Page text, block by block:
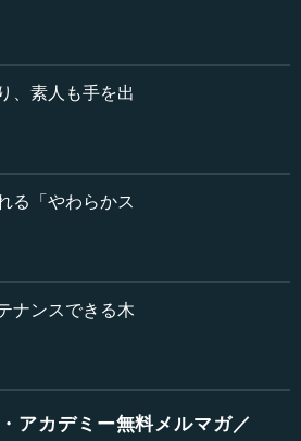
か細い木をたくさん並べるのが
とか柱梁の線なのです。
いなら、傷んでも梯子を使えば
で高い建物になると、上の方が腐
って交換するのかも考えなければ
今のところは、まだその技術が確
件が必要というジレンマ
なるのかというと、木を構造材と
、素人も手を出
る「やわらかス
ナンスできる木
アカデミー無料メルマガ／